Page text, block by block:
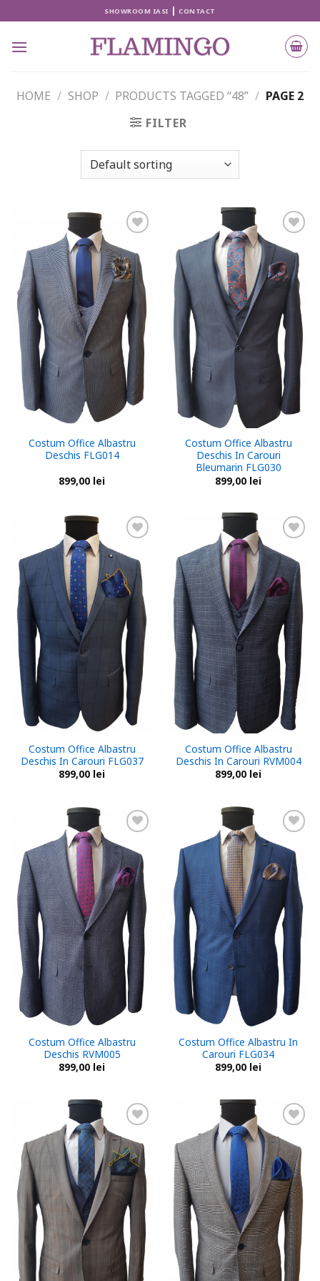
to
content
SHOWROOM IASI | CONTACT
HOME / SHOP / PRODUCTS TAGGED “48” / PAGE 2
FILTER
wishlist
Costum Office Albastru
Deschis FLG014
899,00 lei
Add to
wishlist
Costum Office Albastru
Deschis In Carouri
Bleumarin FLG030
899,00 lei
wishlist
Costum Office Albastru
Deschis In Carouri FLG037
899,00 lei
Add to
wishlist
Costum Office Albastru
Deschis In Carouri RVM004
899,00 lei
wishlist
Costum Office Albastru
Deschis RVM005
899,00 lei
Add to
wishlist
Costum Office Albastru In
Carouri FLG034
899,00 lei
Add to
wishlist
Add to
wishlist